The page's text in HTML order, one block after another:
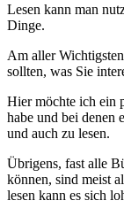
Lesen kann man
Dinge.
Am aller
sollten, was Sie
Hier möchte ich ein
habe und bei denen
und auch zu lesen.
Übrigens, fast alle
können, sind meist
lesen kann es sich